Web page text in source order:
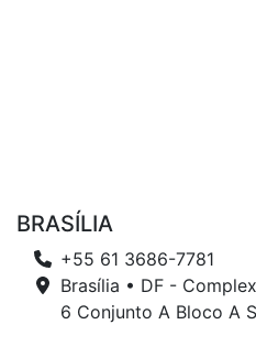
BRASÍLIA
+55 61 3686-7781
Brasília • DF -
6 Conjunto A Bloco A